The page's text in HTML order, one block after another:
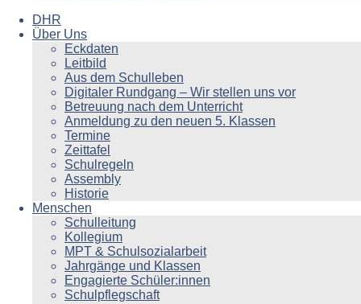
DHR
Über Uns
Eckdaten
Leitbild
Aus dem Schulleben
Digitaler Rundgang – Wir stellen uns vor
Betreuung nach dem Unterricht
Anmeldung zu den neuen 5. Klassen
Termine
Zeittafel
Schulregeln
Assembly
Historie
Menschen
Schulleitung
Kollegium
MPT & Schulsozialarbeit
Jahrgänge und Klassen
Engagierte Schüler:innen
Schulpflegschaft